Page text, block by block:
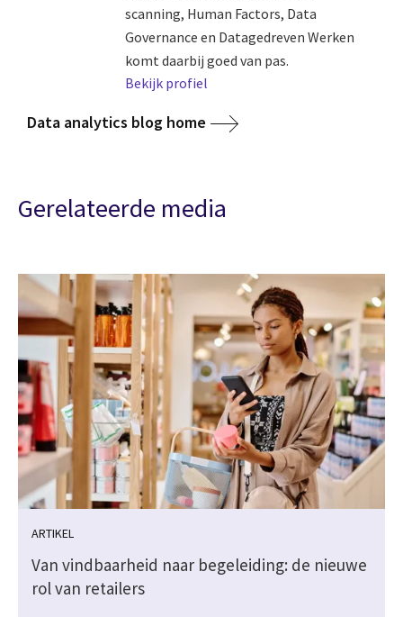
scanning, Human Factors, Data
Governance en Datagedreven Werken
komt daarbij goed van pas.
Bekijk profiel
Data analytics blog home
Gerelateerde media
ARTIKEL
Van vindbaarheid naar begeleiding: de nieuwe
rol van retailers